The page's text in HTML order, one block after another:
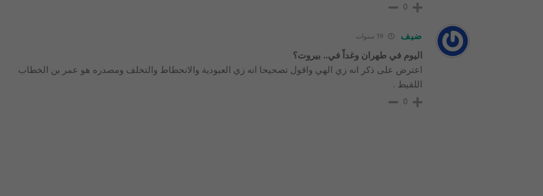
0
ضيف
اليوم في طهران وغداً في.. بيروت؟
اعترض على ذكر انه زي الهي واقول تصحيحا انه زي العبودية والانحطاط والتخلف ومصدره هو عمر بن الخطاب
اللقيط .
0